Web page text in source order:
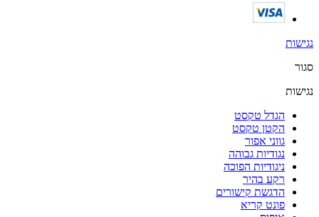
נגישות
סגור
נגישות
הגדל טקסט
הקטן טקסט
גווני אפור
נגודיות גבוהה
ניגודיות הפוכה
רקע בהיר
הדגשת קישורים
פונט קריא